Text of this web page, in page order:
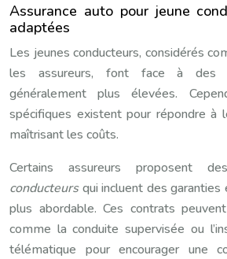
Assurance auto pour jeune
adaptées
Les jeunes conducteurs, considérés
les assureurs, font face à des
généralement plus élevées.
spécifiques existent pour répondre à
maîtrisant les coûts.
Certains assureurs proposent
conducteursqui incluent des
plus abordable. Ces contrats
comme la conduite supervisée ou
télématique pour encourager une